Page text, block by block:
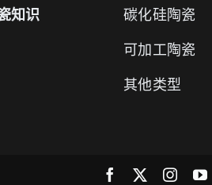
知识
碳化硅陶瓷
可加工陶瓷
其他类型